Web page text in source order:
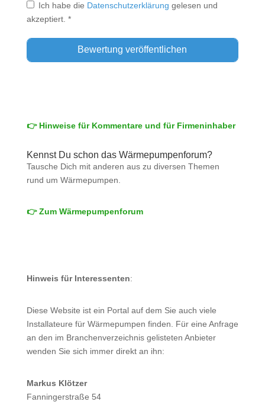
Ich habe die Datenschutzerklärung gelesen und
akzeptiert. *
👉 Hinweise für Kommentare und für Firmeninhaber
Kennst Du schon das Wärmepumpenforum?
Tausche Dich mit anderen aus zu diversen Themen
rund um Wärmepumpen.
👉 Zum Wärmepumpenforum
Hinweis für Interessenten:
Diese Website ist ein Portal auf dem Sie auch viele
Installateure für Wärmepumpen finden. Für eine Anfrage
an den im Branchenverzeichnis gelisteten Anbieter
wenden Sie sich immer direkt an ihn:
Markus Klötzer
Fanningerstraße 54